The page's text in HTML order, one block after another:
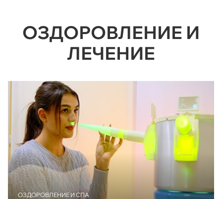
ОЗДОРОВЛЕНИЕ И
ЛЕЧЕНИЕ
ОЗДОРОВЛЕНИЕ И СПА